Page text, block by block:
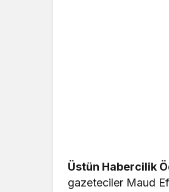
Üstün Habercilik
gazeteciler Maud